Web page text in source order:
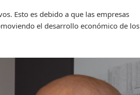
Esto es debido a que las empresas
el desarrollo económico de los